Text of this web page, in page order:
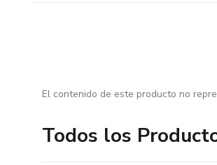
El contenido de este producto no
Todos los